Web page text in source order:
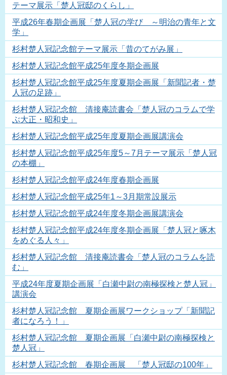
テーマ展示「楚人冠邸のくらし」
平成26年春期企画展「楚人冠の学び ～明治の青年と文
学」
杉村楚人冠記念館テーマ展示「昔のてがみ展」
杉村楚人冠記念館平成25年度冬期企画展
杉村楚人冠記念館平成25年度夏期企画展「新聞記者・楚
人冠の足跡」
杉村楚人冠記念館 清接庵読書会「楚人冠のコラムで学
ぶ大正・昭和史」
杉村楚人冠記念館平成25年度夏期企画展講演会
杉村楚人冠記念館平成25年度5～7月テーマ展示「楚人冠
の本棚」
杉村楚人冠記念館平成24年度春期企画展
杉村楚人冠記念館平成25年1～3月期常設展示
杉村楚人冠記念館平成24年度冬期企画展講演会
杉村楚人冠記念館平成24年度冬期企画展「楚人冠と啄木
をめぐる人々」
杉村楚人冠記念館 清接庵読書会「楚人冠のコラムを読
む」
平成24年度夏期企画展「白瀬中尉の南極探検と楚人冠」
講演会
杉村楚人冠記念館 夏期企画展ワークショップ「新聞記
者になろう！」
杉村楚人冠記念館 夏期企画展「白瀬中尉の南極探検と
楚人冠」
杉村楚人冠記念館 春期企画展 「楚人冠邸の100年」